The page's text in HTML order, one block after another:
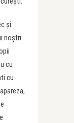
și
noștri
cu
cu